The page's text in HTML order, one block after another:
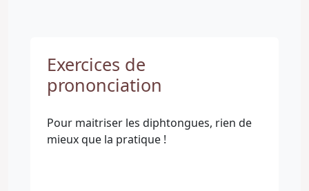
Exercices de
prononciation
Pour maitriser les diphtongues, rien de
mieux que la pratique !